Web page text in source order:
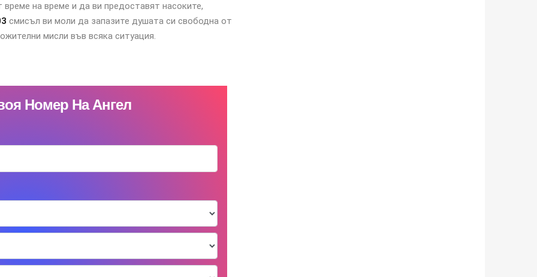
на време и да ви предоставят насоките,
смисъл ви моли да запазите душата си свободна от
мисли във всяка ситуация.
Номер На Ангел